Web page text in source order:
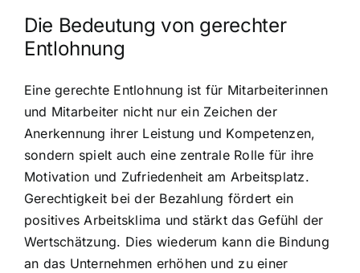
Die Bedeutung von gerechter
Entlohnung
Eine gerechte Entlohnung ist für Mitarbeiterinnen
und Mitarbeiter nicht nur ein Zeichen der
Anerkennung ihrer Leistung und Kompetenzen,
sondern spielt auch eine zentrale Rolle für ihre
Motivation und Zufriedenheit am Arbeitsplatz.
Gerechtigkeit bei der Bezahlung fördert ein
positives Arbeitsklima und stärkt das Gefühl der
Wertschätzung. Dies wiederum kann die Bindung
an das Unternehmen erhöhen und zu einer